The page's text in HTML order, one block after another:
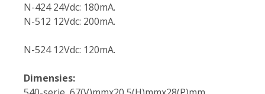
N-424 24Vdc: 180mA.
N-512 12Vdc: 200mA.
N-524 12Vdc: 120mA.
Dimensies: